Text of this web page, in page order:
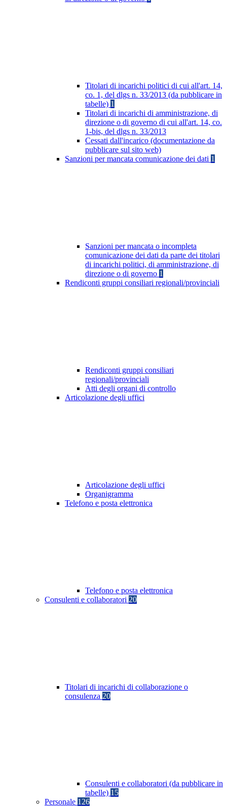
Titolari di incarichi politici di cui all'art. 14,
co. 1, del dlgs n. 33/2013 (da pubblicare in
tabelle) 1
Titolari di incarichi di amministrazione, di
direzione o di governo di cui all'art. 14, co.
1-bis, del dlgs n. 33/2013
Cessati dall'incarico (documentazione da
pubblicare sul sito web)
Sanzioni per mancata comunicazione dei dati 1
Sanzioni per mancata o incompleta
comunicazione dei dati da parte dei titolari
di incarichi politici, di amministrazione, di
direzione o di governo 1
Rendiconti gruppi consiliari regionali/provinciali
Rendiconti gruppi consiliari
regionali/provinciali
Atti degli organi di controllo
Articolazione degli uffici
Articolazione degli uffici
Organigramma
Telefono e posta elettronica
Telefono e posta elettronica
Consulenti e collaboratori 20
Titolari di incarichi di collaborazione o
consulenza 20
Consulenti e collaboratori (da pubblicare in
tabelle) 15
Personale 126